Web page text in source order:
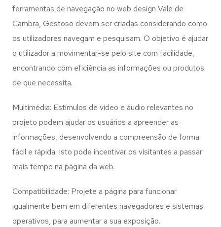
ferramentas de navegação no web design Vale de
Cambra, Gestoso devem ser criadas considerando como
os utilizadores navegam e pesquisam. O objetivo é ajudar
o utilizador a movimentar-se pelo site com facilidade,
encontrando com eficiência as informações ou produtos
de que necessita.
Multimédia: Estímulos de vídeo e áudio relevantes no
projeto podem ajudar os usuários a apreender as
informações, desenvolvendo a compreensão de forma
fácil e rápida. Isto pode incentivar os visitantes a passar
mais tempo na página da web.
Compatibilidade: Projete a página para funcionar
igualmente bem em diferentes navegadores e sistemas
operativos, para aumentar a sua exposição.